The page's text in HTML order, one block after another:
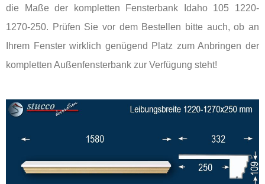
die Maße der kompletten Fensterbank Idaho 105 1220-
1270-250. Prüfen Sie vor dem Bestellen bitte auch, ob an
Ihrem Fenster wirklich genügend Platz zum Anbringen der
kompletten Außenfensterbank zur Verfügung steht!